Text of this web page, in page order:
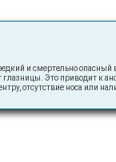
и смертельно
глазницы. Это приводит к
отсутствие носа или